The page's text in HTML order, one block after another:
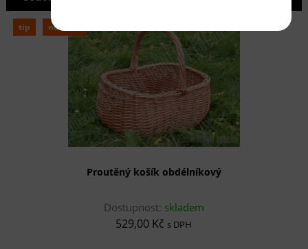
tip novinka
Proutěný košík obdélníkový
Dostupnost: skladem
529,00 Kč s DPH